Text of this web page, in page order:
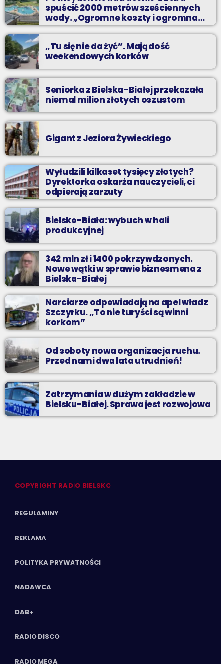
spuścić 2000 metrów sześciennych
wody. „Ogromne koszty i ogromna
praca”
„Tu się nie da żyć”. Mają dość
weekendowych korków
Seniorka z Bielska-Białej przekazała
niemal milion złotych oszustom
Gigant z Jeziora Żywieckiego
Wyłudzili kilkaset tysięcy złotych?
Dyrektorka oskarża nauczycieli, ci
odpierają zarzuty
Bielsko-Biała: wybuch w hali
produkcyjnej
342 mln zł i 1400 pokrzywdzonych.
Nowe wątki w sprawie biznesmena z
Bielska-Białej
Narciarze odpowiadają na apel władz
Szczyrku. „To nie turyści są winni
korkom”
Od soboty nowa organizacja ruchu.
Przed nami dwa lata utrudnień!
Zatrzymania w dużym zakładzie w
Bielsku-Białej. Sprawa jest rozwojowa
COPYRIGHT RADIO BIELSKO
REGULAMINY
REKLAMA
POLITYKA PRYWATNOŚCI
NADAWCA
DAB+
RADIO DISCO
RADIO MEGA